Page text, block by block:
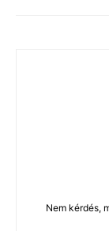
Nem kérdés,